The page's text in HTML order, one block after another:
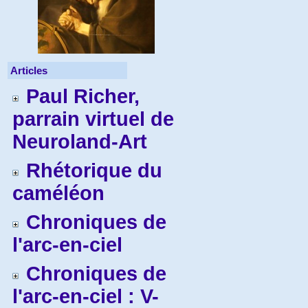
Articles
Paul Richer,
parrain virtuel de
Neuroland-Art
Rhétorique du
caméléon
Chroniques de
l'arc-en-ciel
Chroniques de
l'arc-en-ciel : V-